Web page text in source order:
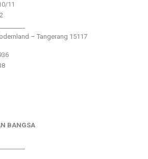
11
– Tangerang 15117
BANGSA